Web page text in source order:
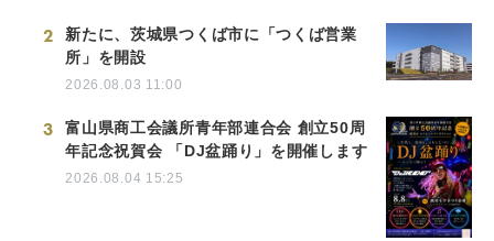
2
新たに、茨城県つくば市に「つくば営業
所」を開設
2026.08.03 11:00
3
富山県商工会議所青年部連合会 創立50周
年記念祝賀会 「DJ盆踊り」を開催します
2026.08.04 15:25